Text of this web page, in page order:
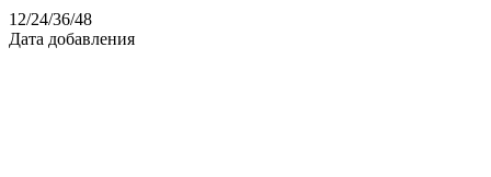
12/24/36/48
Дата добавления